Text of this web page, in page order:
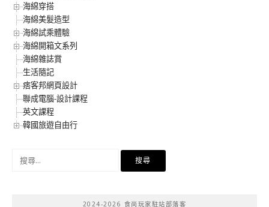
海綿穿搭
海綿美髮造型
海綿試乘體驗
海綿開箱文系列
海綿雜誌賞
生活隨記
痞客邦網頁設計
聯成電腦-設計課程
英文課程
韓國旅遊自由行
2024-2026 食尚玩家駐站部落客